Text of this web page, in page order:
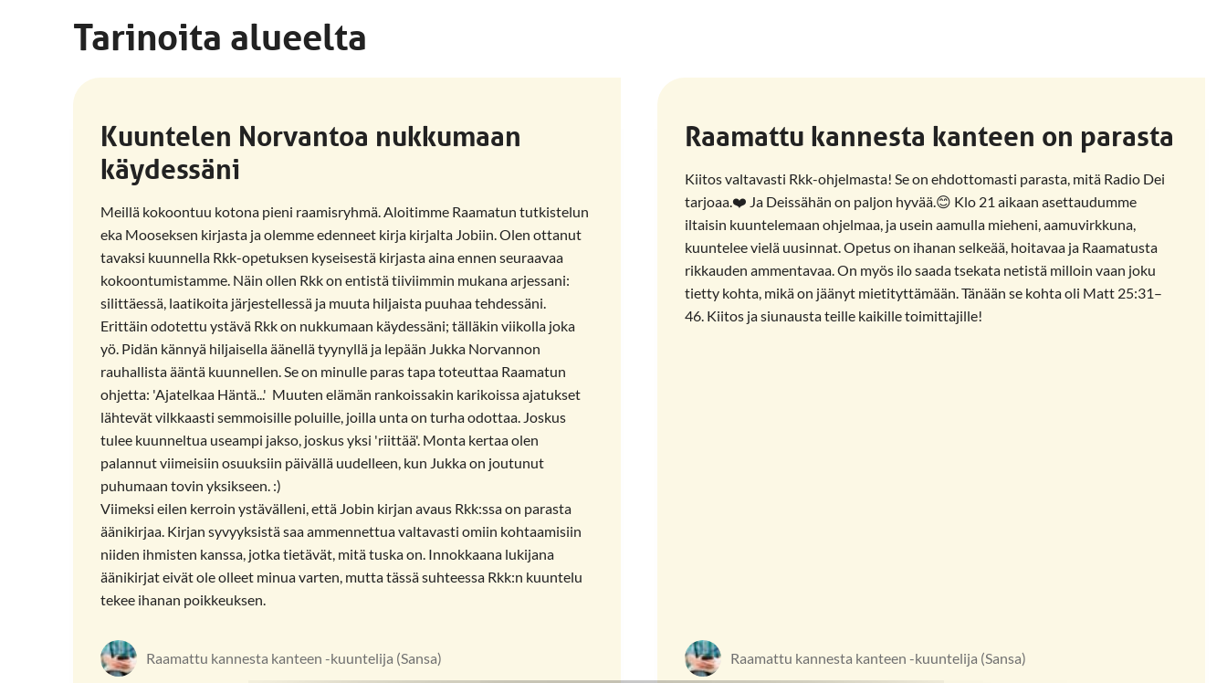
Tarinoita alueelta
Kuuntelen Norvantoa nukkumaan
käydessäni
Meillä kokoontuu kotona pieni raamisryhmä. Aloitimme Raamatun tutkistelun
eka Mooseksen kirjasta ja olemme edenneet kirja kirjalta Jobiin. Olen ottanut
tavaksi kuunnella Rkk-opetuksen kyseisestä kirjasta aina ennen seuraavaa
kokoontumistamme. Näin ollen Rkk on entistä tiiviimmin mukana arjessani:
silittäessä, laatikoita järjestellessä ja muuta hiljaista puuhaa tehdessäni.
Erittäin odotettu ystävä Rkk on nukkumaan käydessäni; tälläkin viikolla joka
yö. Pidän kännyä hiljaisella äänellä tyynyllä ja lepään Jukka Norvannon
rauhallista ääntä kuunnellen. Se on minulle paras tapa toteuttaa Raamatun
ohjetta: 'Ajatelkaa Häntä...' Muuten elämän rankoissakin karikoissa ajatukset
lähtevät vilkkaasti semmoisille poluille, joilla unta on turha odottaa. Joskus
tulee kuunneltua useampi jakso, joskus yksi 'riittää'. Monta kertaa olen
palannut viimeisiin osuuksiin päivällä uudelleen, kun Jukka on joutunut
puhumaan tovin yksikseen. :)
Viimeksi eilen kerroin ystävälleni, että Jobin kirjan avaus Rkk:ssa on parasta
äänikirjaa. Kirjan syvyyksistä saa ammennettua valtavasti omiin kohtaamisiin
niiden ihmisten kanssa, jotka tietävät, mitä tuska on. Innokkaana lukijana
äänikirjat eivät ole olleet minua varten, mutta tässä suhteessa Rkk:n kuuntelu
tekee ihanan poikkeuksen.
Raamattu kannesta kanteen -kuuntelija (Sansa)
Raamattu kannesta kanteen on parasta
Kiitos valtavasti Rkk-ohjelmasta! Se on ehdottomasti parasta, mitä Radio Dei
tarjoaa.❤️ Ja Deissähän on paljon hyvää.😊 Klo 21 aikaan asettaudumme
iltaisin kuuntelemaan ohjelmaa, ja usein aamulla mieheni, aamuvirkkuna,
kuuntelee vielä uusinnat. Opetus on ihanan selkeää, hoitavaa ja Raamatusta
rikkauden ammentavaa. On myös ilo saada tsekata netistä milloin vaan joku
tietty kohta, mikä on jäänyt mietityttämään. Tänään se kohta oli Matt 25:31–
46. Kiitos ja siunausta teille kaikille toimittajille!
Raamattu kannesta kanteen -kuuntelija (Sansa)